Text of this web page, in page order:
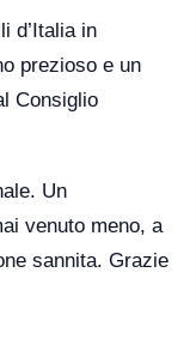
d’Italia in
prezioso e un
Consiglio
Un
venuto meno, a
sannita. Grazie